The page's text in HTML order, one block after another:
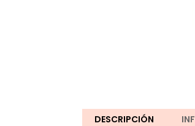
DESCRIPCIÓN